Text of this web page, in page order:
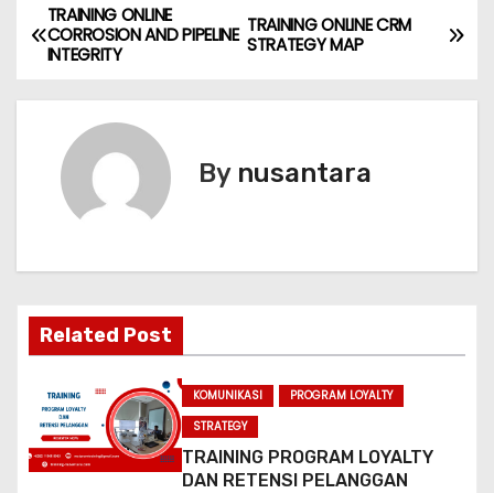
P
o
v
i
g
a
TRAINING ONLINE CRM
STRATEGY MAP
TRAINING ONLINE
CORROSION AND PIPELINE
INTEGRITY
By nusantara
Related Post
KOMUNIKASI
PROGRAM LOYALTY
STRATEGY
TRAINING PROGRAM LOYALTY
DAN RETENSI PELANGGAN